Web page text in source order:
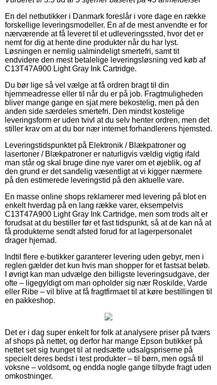
En del netbutikker i Danmark foreslår i vore dage en række
forskellige leveringsmodeller. En af de mest anvendte er for
nærværende at få leveret til et udleveringssted, hvor det er
nemt for dig at hente dine produkter når du har lyst.
Løsningen er nemlig ualmindeligt smertefri, samt tit
endvidere den mest betalelige leveringsløsning ved køb af
C13T47A900 Light Gray Ink Cartridge.
Du bør lige så vel vælge at få ordren bragt til din
hjemmeadresse eller til når du er på job. Fragtmuligheden
bliver mange gange en sjat mere bekostelig, men på den
anden side særdeles smertefri. Den mindst kostelige
leveringsform er uden tvivl at du selv henter ordren, men det
stiller krav om at du bor nær internet forhandlerens hjemsted.
Leveringstidspunktet på Elektronik / Blækpatroner og
lasertoner / Blækpatroner er naturligvis vældig vigtig ifald
man står og skal bruge dine nye varer om et øjeblik, og af
den grund er det sandelig væsentligt at vi kigger nærmere
på den estimerede leveringstid på den aktuelle vare.
En masse online shops reklamerer med levering på blot en
enkelt hverdag på en lang række varer, eksempelvis
C13T47A900 Light Gray Ink Cartridge, men som trods alt er
forudsat at du bestiller før et fast tidspunkt, så at de kan nå at
få produkterne sendt afsted forud for at lagerpersonalet
drager hjemad.
Indtil flere e-butikker garanterer levering uden gebyr, men i
reglen gælder det kun hvis man shopper for et fastsat beløb.
I øvrigt kan man udvælge den billigste leveringsudgave, der
ofte – ligegyldigt om man opholder sig nær Roskilde, Varde
eller Ribe – vil blive at få fragtfirmaet til at køre bestillingen til
en pakkeshop.
Det er i dag super enkelt for folk at analysere priser på tværs
af shops på nettet, og derfor har mange Epson butikker på
nettet set sig tvunget til at nedsætte udsalgspriserne på
specielt deres bedst i test produkter – til børn, men også til
voksne – voldsomt, og endda nogle gange tilbyde fragt uden
omkostninger.